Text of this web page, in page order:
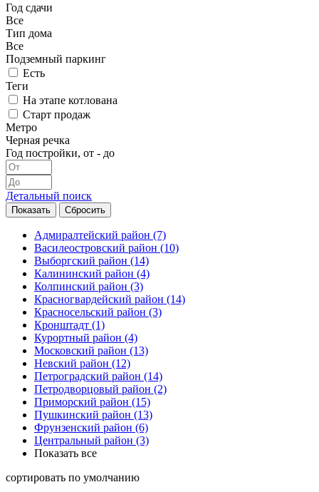
Год сдачи
Все
Тип дома
Все
Подземный паркинг
Есть
Теги
На этапе котлована
Старт продаж
Метро
Черная речка
Год постройки, от - до
Детальный поиск
Адмиралтейский район (7)
Василеостровский район (10)
Выборгский район (14)
Калининский район (4)
Колпинский район (3)
Красногвардейский район (14)
Красносельский район (3)
Кронштадт (1)
Курортный район (4)
Московский район (13)
Невский район (12)
Петроградский район (14)
Петродворцовый район (2)
Приморский район (15)
Пушкинский район (13)
Фрунзенский район (6)
Центральный район (3)
Показать все
сортировать по умолчанию